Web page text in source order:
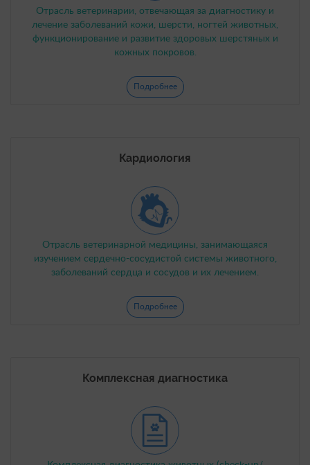
Отрасль ветеринарии, отвечающая за диагностику и
лечение заболеваний кожи, шерсти, ногтей животных,
функционирование и развитие здоровых шерстяных и
кожных покровов.
Подробнее
Кардиология
Отрасль ветеринарной медицины, занимающаяся
изучением сердечно-сосудистой системы животного,
заболеваний сердца и сосудов и их лечением.
Подробнее
Комплексная диагностика